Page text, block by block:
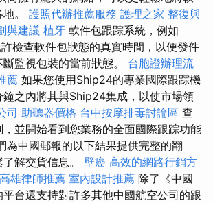
。 護照代辦推薦服務 護理之家 整復與
與建議 植牙 軟件包跟踪系統，例如
檢查軟件包狀態的真實時間，以便發件
監視包裝的當前狀態。 台胞證辦理流
薦 如果您使用Ship24的專業國際跟踪機
之內將其與Ship24集成，以使市場領
司 助聽器價格 台中按摩排毒討論區 查
並開始看到您業務的全面國際跟踪功能
為中國郵報的以下結果提供完整的翻
解交貨信息。 壁癌 高效的網路行銷方
高雄律師推薦 室內設計推薦 除了《中國
台還支持對許多其他中國航空公司的跟